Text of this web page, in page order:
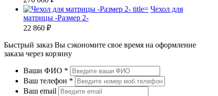
Чехол для
матрицы -Размер 2-
22 860 ₽
Быстрый заказ Вы сэкономите свое время на оформление
заказа через корзину
Ваши ФИО *
Ваш телефон *
Ваш email